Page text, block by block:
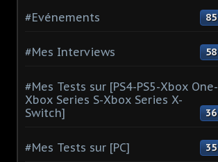
#Evénements 85
#Mes Interviews 58
#Mes Tests sur [PS4-PS5-Xbox One-
Xbox Series S-Xbox Series X-
Switch]
36
#Mes Tests sur [PC] 35